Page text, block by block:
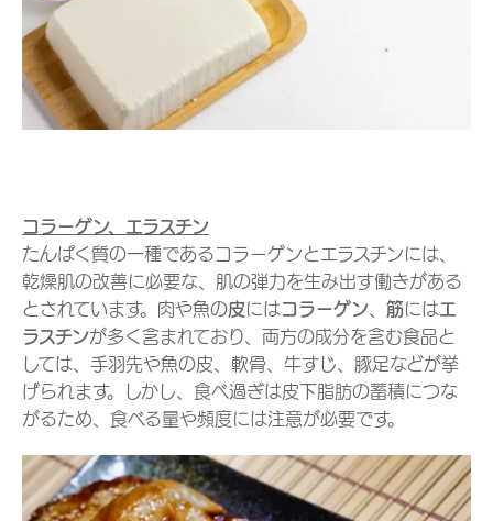
コラーゲン、エラスチン
たんぱく質の一種であるコラーゲンとエラスチンには、
乾燥肌の改善に必要な、肌の弾力を生み出す働きがある
とされています。肉や魚の皮にはコラーゲン、 筋にはエ
ラスチンが多く含まれており、両方の成分を含む食品と
しては、手羽先や魚の皮、軟骨、牛すじ、豚足などが挙
げられます。しかし、食べ過ぎは皮下脂肪の蓄積につな
がるため、食べる量や頻度には注意が必要です。